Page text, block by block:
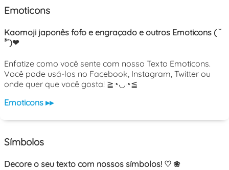
Emoticons
Kaomoji japonês fofo e engraçado e outros Emoticons ( ˘
³˘)❤
Enfatize como você sente com nosso Texto Emoticons.
Você pode usá-los no Facebook, Instagram, Twitter ou
onde quer que você gosta! ≧◔◡◔≦
Emoticons ▸▸
Símbolos
Decore o seu texto com nossos símbolos! ♡ ❀